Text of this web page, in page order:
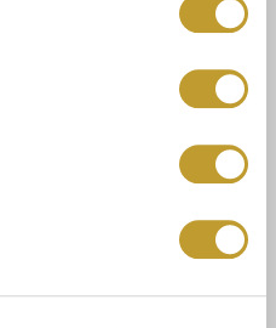
Versandkosten und